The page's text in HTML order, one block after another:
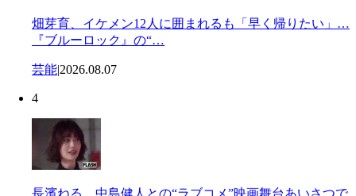
畑芽育、イケメン12人に囲まれるも「早く帰りたい」…
『ブルーロック』の“…
芸能|2026.08.07
4
長濱ねる 中島健人との“ラブコメ”映画舞台あいさつで